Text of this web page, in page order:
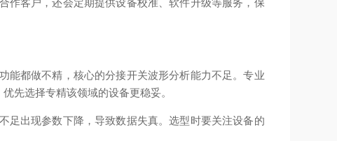
作客户，还会定期提供设备校准、软件升级等服务，保
能都做不精，核心的分接开关波形分析能力不足。专业
先选择专精该领域的设备更稳妥。
足出现参数下降，导致数据失真。选型时要关注设备的